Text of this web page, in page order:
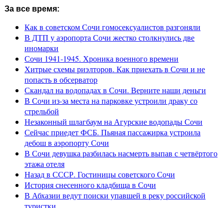
За все время:
Как в советском Сочи гомосексуалистов разгоняли
В ДТП у аэропорта Сочи жестко столкнулись две
иномарки
Сочи 1941-1945. Хроника военного времени
Хитрые схемы риэлторов. Как приехать в Сочи и не
попасть в обсерватор
Скандал на водопадах в Сочи. Верните наши деньги
В Сочи из-за места на парковке устроили драку со
стрельбой
Незаконный шлагбаум на Агурские водопады Сочи
Сейчас приедет ФСБ. Пьяная пассажирка устроила
дебош в аэропорту Сочи
В Сочи девушка разбилась насмерть выпав с четвёртого
этажа отеля
Назад в СССР. Гостиницы советского Сочи
История снесенного кладбища в Сочи
В Абхазии ведут поиски упавшей в реку российской
туристки